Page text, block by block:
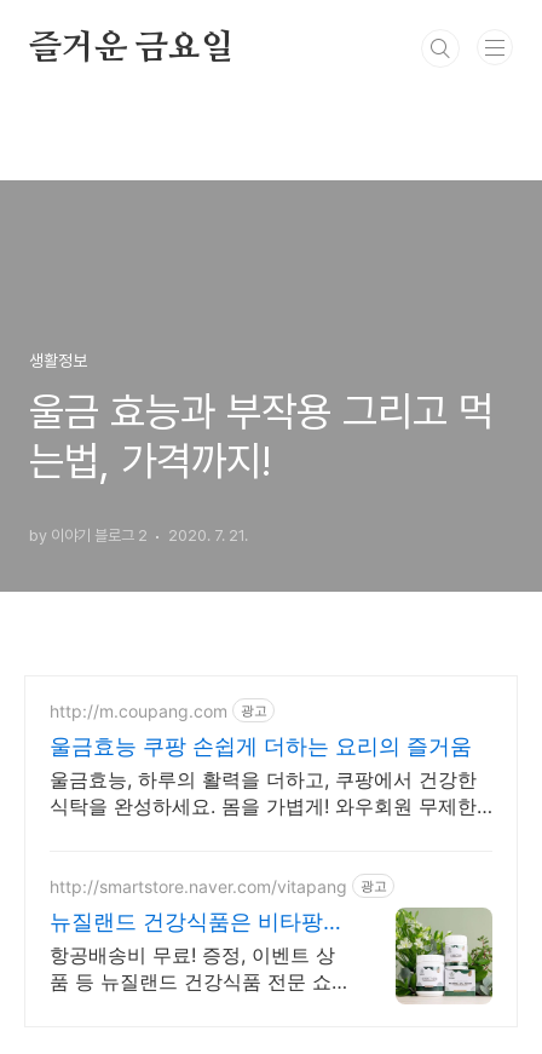
즐거운 금요일
생활정보
울금 효능과 부작용 그리고 먹
는법, 가격까지!
by 이야기 블로그 2 2020. 7. 21.
http://m.coupang.com 광고
울금효능 쿠팡 손쉽게 더하는 요리의 즐거움
울금효능, 하루의 활력을 더하고, 쿠팡에서 건강한
식탁을 완성하세요. 몸을 가볍게! 와우회원 무제한
http://smartstore.naver.com/vitapang 광고
뉴질랜드 건강식품은 비타팡
금액대별 사은품 추가 증정!
항공배송비 무료! 증정, 이벤트 상
품 등 뉴질랜드 건강식품 전문 쇼